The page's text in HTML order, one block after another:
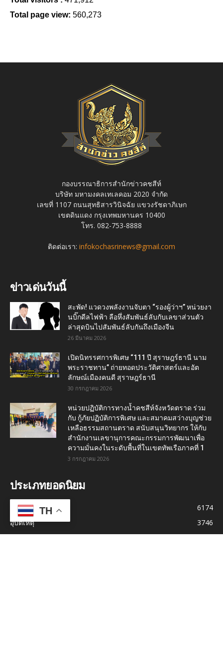
Total page view: 560,273
กองบรรณาธิการสำนักข่าวคชสีห์
บริษัท มหามงคลเทเลคอม 2020 จำกัด
เลขที่ 1107 ถนนสุทธิสารวินิจฉัย แขวงรัชดาภิเษก
เขตดินแดง กรุงเทพมหานคร 10400
โทร. 082-753-8888
ติดต่อเรา: infokochasrinews@gmail.com
ข่าวเด่นวันนี้
สะพัด! แวดวงพลังงานจับตา “รองผู้ว่าฯ” หน่วยงา
นบิ๊กดีลไฟฟ้า ลือหึ่งสัมพันธ์ลับกับเลขาส่วนตัว
ล่าสุดบินไปสัมพันธ์ลับกันถึงเมืองจีน
26 มีนาคม 2026
เปิดนิทรรศการพิเศษ “111 ปี สุราษฎร์ธานี นาม
พระราชทาน” ถ่ายทอดประวัติศาสตร์และอัต
ลักษณ์เมืองคนดี สุราษฎร์ธานี
30 กรกฎาคม 2026
หน่วยปฏิบัติการทางน้ำคชสีห์จังหวัดตราด ร่วม
กับ กู้ภัยปฏิบัติการพิเศษ และสมาคมสว่างบุญช่วย
เหลือธรรมสถานตราด สนับสนุนวิทยากร ให้กับ
สำนักงานเลขานุการคณะกรรมการพัฒนาเพื่อ
ความมั่นคงในระดับพื้นที่ในเขตทัพเรือภาคที่ 1
3 กรกฎาคม 2026
ประเภทยอดนิยม
ทั่วไป
6174
อุบัติเหตุ
3746
อาชญากรรม
2522
TH